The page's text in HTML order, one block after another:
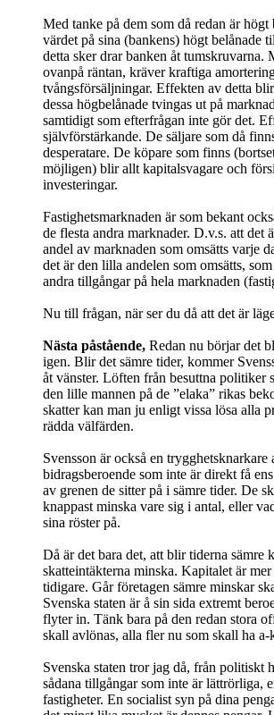
Med tanke på dem som då redan är högt
värdet på sina (bankens) högt belånade
detta sker drar banken åt tumskruvarna.
ovanpå räntan, kräver kraftiga
tvångsförsäljningar. Effekten av detta
dessa högbelånade tvingas ut på
samtidigt som efterfrågan inte gör det.
självförstärkande. De säljare som då
desperatare. De köpare som finns
möjligen) blir allt kapitalsvagare och
investeringar.
Fastighetsmarknaden är som bekant
de flesta andra marknader. D.v.s. att det
andel av marknaden som omsätts varje
det är den lilla andelen som omsätts,
andra tillgångar på hela marknaden
Nu till frågan, när ser du då att det är
Nästa påstående, Redan nu börjar det
igen. Blir det sämre tider, kommer
åt vänster. Löften från besuttna politiker
den lille mannen på de ”elaka” rikas
skatter kan man ju enligt vissa lösa alla
rädda välfärden.
Svensson är också en
bidragsberoende som inte är direkt få
av grenen de sitter på i sämre tider. De
knappast minska vare sig i antal, eller
sina röster på.
Då är det bara det, att blir tiderna sämre
skatteintäkterna minska. Kapitalet är
tidigare. Går företagen sämre minskar
Svenska staten är å sin sida extremt
flyter in. Tänk bara på den redan stora
skall avlönas, alla fler nu som skall ha a-
Svenska staten tror jag då, från politiskt
sådana tillgångar som inte är lättrörliga,
fastigheter. En socialist syn på dina